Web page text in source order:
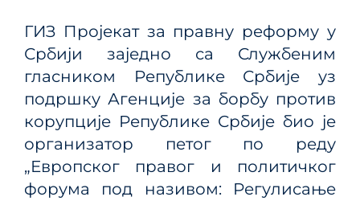
ГИЗ Пројекат за правну реформу у
Србији заједно са Службеним
гласником Републике Србије уз
подршку Агенције за борбу против
корупције Републике Србије био је
организатор петог по реду
„Европског правог и политичког
форума под називом: Регулисање